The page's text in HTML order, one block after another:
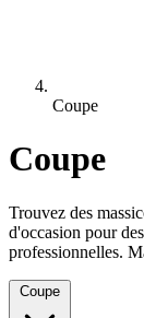
Coupe
Coupe
Trouvez des
d'occasion pour
professionnelles.
Coupe